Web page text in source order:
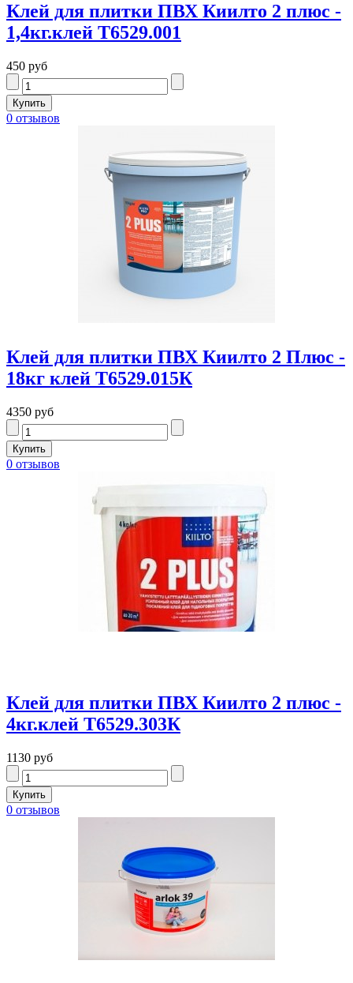
Клей для плитки ПВХ Киилто 2 плюс -
1,4кг.клей Т6529.001
450 руб
0 отзывов
Клей для плитки ПВХ Киилто 2 Плюс -
18кг клей Т6529.015К
4350 руб
0 отзывов
Клей для плитки ПВХ Киилто 2 плюс -
4кг.клей Т6529.303К
1130 руб
0 отзывов